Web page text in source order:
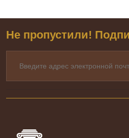
Не пропустили!